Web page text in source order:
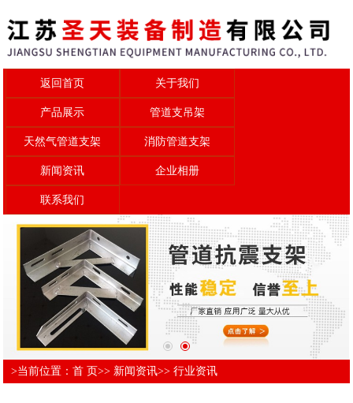
返回首页 关于我们
产品展示 管道支吊架
天然气管道支架 消防管道支架
新闻资讯 企业相册
联系我们
>当前位置：首 页>> 新闻资讯>>行业资讯